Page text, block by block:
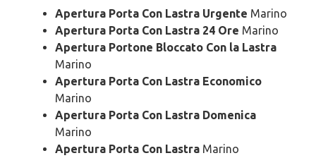
Apertura Porta Con Lastra Urgente Marino
Apertura Porta Con Lastra 24 Ore Marino
Apertura Portone Bloccato Con la Lastra
Marino
Apertura Porta Con Lastra Economico
Marino
Apertura Porta Con Lastra Domenica
Marino
Apertura Porta Con Lastra Marino